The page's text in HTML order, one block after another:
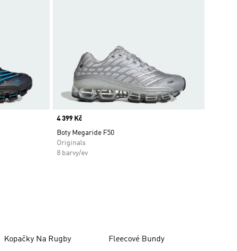
Price
4 399 Kč
Boty Megaride F50
Originals
8 barvy/ev
Kopačky Na Rugby Fleecové Bundy